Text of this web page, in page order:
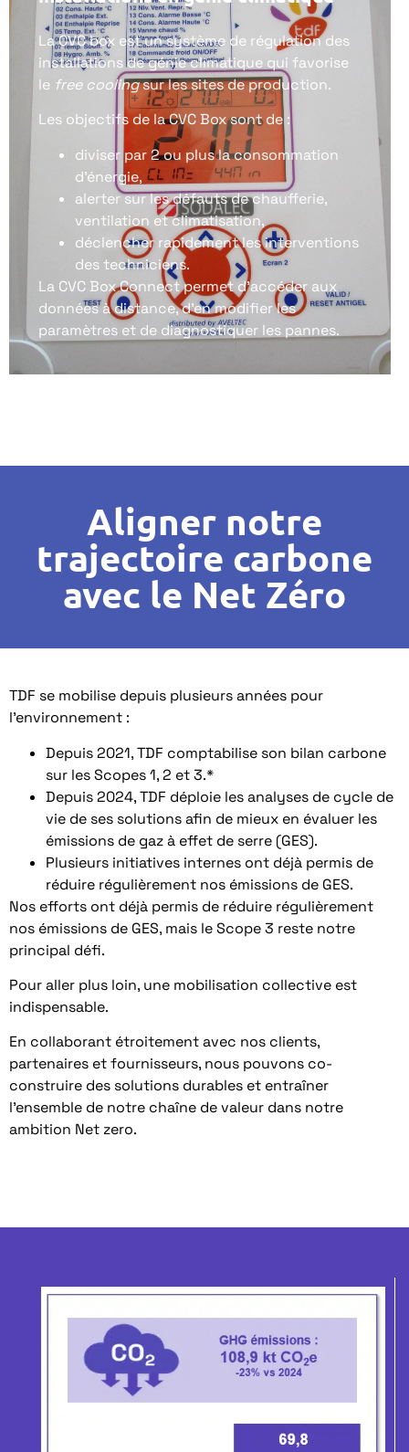
La CVC box est un système de régulation des
installations de génie climatique qui favorise
le free coolingsur les sites de production.
Les objectifs de la CVC Box sont de :
diviser par 2 ou plus la consommation
d’énergie,
alerter sur les défauts de chaufferie,
ventilation et climatisation,
déclencher rapidement les interventions
des techniciens.
La CVC Box Connect permet d’accéder aux
données à distance, d’en modifier les
paramètres et de diagnostiquer les pannes.
Aligner notre
trajectoire carbone
avec le Net Zéro
TDF se mobilise depuis plusieurs années pour
l’environnement :
Depuis 2021, TDF comptabilise son bilan carbone
sur les Scopes 1, 2 et 3.*
Depuis 2024, TDF déploie les analyses de cycle de
vie de ses solutions afin de mieux en évaluer les
émissions de gaz à effet de serre (GES).
Plusieurs initiatives internes ont déjà permis de
réduire régulièrement nos émissions de GES.
Nos efforts ont déjà permis de réduire régulièrement
nos émissions de GES, mais le Scope 3 reste notre
principal défi.
Pour aller plus loin, une mobilisation collective est
indispensable.
En collaborant étroitement avec nos clients,
partenaires et fournisseurs, nous pouvons co-
construire des solutions durables et entraîner
l’ensemble de notre chaîne de valeur dans notre
ambition Net zero.